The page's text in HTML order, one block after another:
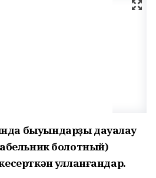
быуындарҙы дауалау
болотный)
ҡулланғандар.